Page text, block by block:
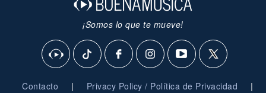
¡Somos lo que te mueve!
Contacto | Privacy Policy / Política de Privacidad |